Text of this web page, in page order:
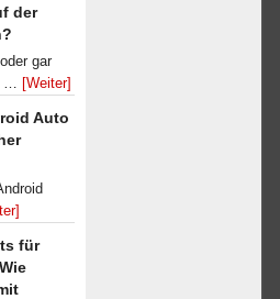
der
gar
… [Weiter]
Auto
für